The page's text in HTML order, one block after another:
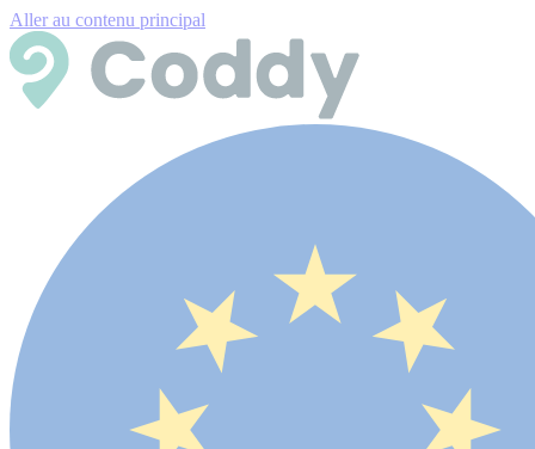
Aller au contenu principal